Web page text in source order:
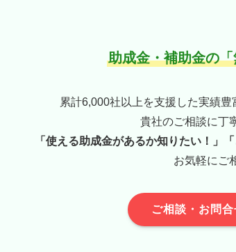
助成金・補助金の
累計6,000社以上を支援した実績豊
貴社のご相談に丁
「使える助成金があるか知りたい！」
お気軽にご
ご相談・お問